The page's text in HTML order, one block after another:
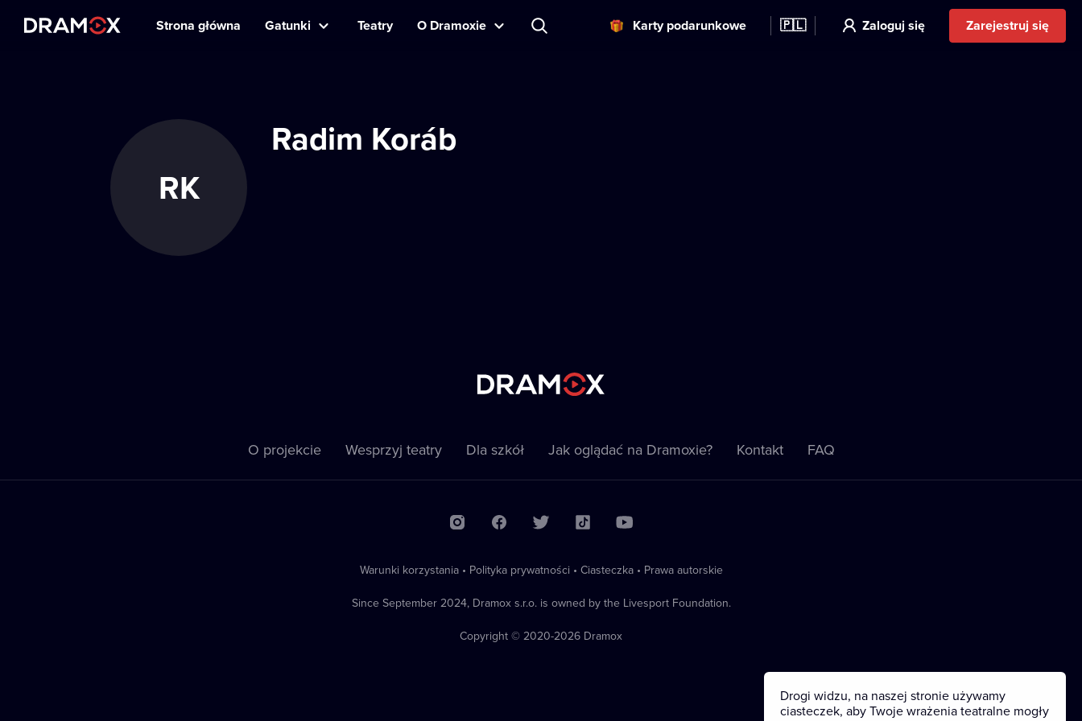
Strona główna Gatunki Teatry O Dramoxie Karty podarunkowe 🇵🇱 Zaloguj się Zarejestruj się
RK
Radim Koráb
O projekcie Wesprzyj teatry Dla szkół Jak oglądać na Dramoxie? Kontakt FAQ
Warunki korzystania • Polityka prywatności • Ciasteczka• Prawa autorskie
Since September 2024, Dramox s.r.o. is owned by the Livesport Foundation.
Copyright © 2020-2026 Dramox
Drogi widzu, na naszej stronie używamy
ciasteczek, aby Twoje wrażenia teatralne mogły